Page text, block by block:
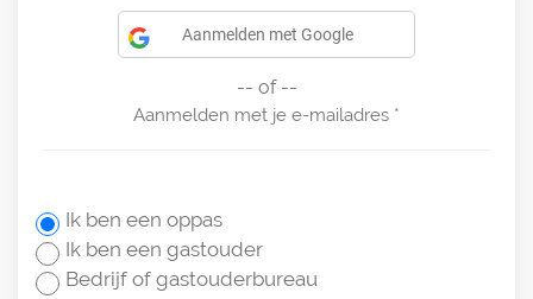
Aanmelden met Google
-- of --
Aanmelden met je e-mailadres
Ik ben een oppas
Ik ben een gastouder
Bedrijf of gastouderbureau